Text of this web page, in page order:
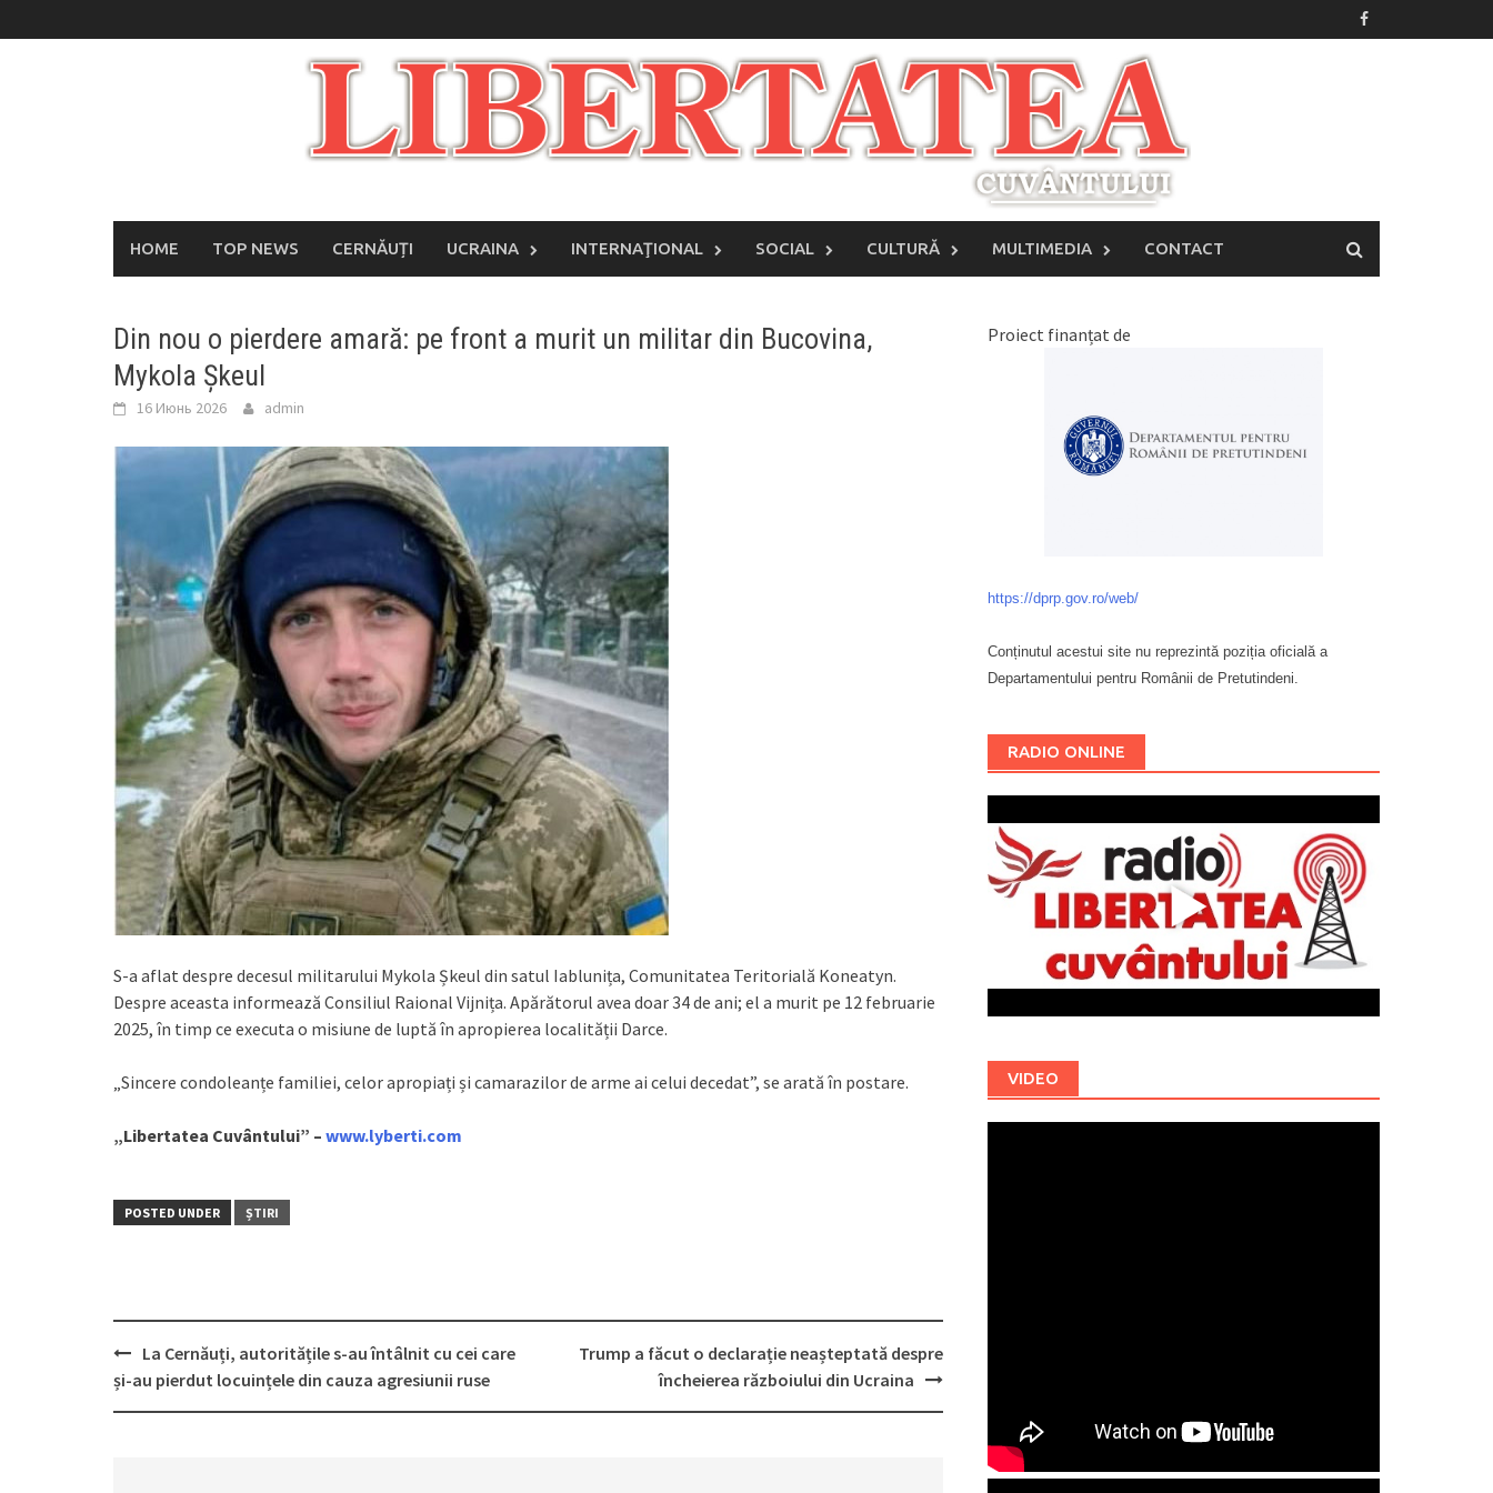
to
HOME TOP NEWS CERNĂUȚI UCRAINA INTERNAŢIONAL SOCIAL CULTURĂ MULTIMEDIA CONTACT
Din nou o pierdere amară: pe front a murit un militar din Bucovina,
Mykola Șkeul
16 Июнь 2026 admin
S-a aflat despre decesul militarului Mykola Șkeul din satul Iablunița, Comunitatea Teritorială Koneatyn.
Despre aceasta informează Consiliul Raional Vijnița. Apărătorul avea doar 34 de ani; el a murit pe 12 februarie
2025, în timp ce executa o misiune de luptă în apropierea localității Darce.
„Sincere condoleanțe familiei, celor apropiați și camarazilor de arme ai celui decedat”, se arată în postare.
„Libertatea Cuvântului” – www.lyberti.com
POSTED UNDER ȘTIRI
Post
navigation
La Cernăuți, autoritățile s-au întâlnit cu cei care
și-au pierdut locuințele din cauza agresiunii ruse
Trump a făcut o declarație neașteptată despre
încheierea războiului din Ucraina
Proiect finanțat de
https://dprp.gov.ro/web/
Conținutul acestui site nu reprezintă poziția oficială a
Departamentului pentru Românii de Pretutindeni.
RADIO ONLINE
VIDEO